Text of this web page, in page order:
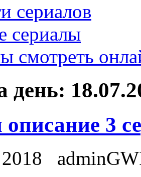
сериалов
сериалы
смотреть
день:
3